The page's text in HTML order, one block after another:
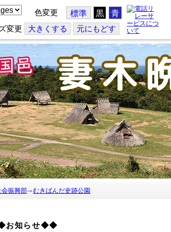
色変更 標準 黒 青
変更 大きくする 元にもどす
会振興部 むきばんだ史跡公園
知らせ◆◆